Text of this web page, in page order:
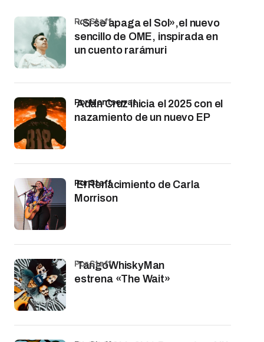
«Si se apaga el Sol»,el nuevo
sencillo de OME, inspirada en
un cuento rarámuri
por Staff
Adán Cruz inicia el 2025 con el
nazamiento de un nuevo EP
por Montserrat
El Renacimiento de Carla
Morrison
por Staff
TangoWhiskyMan
estrena «The Wait»
por Staff